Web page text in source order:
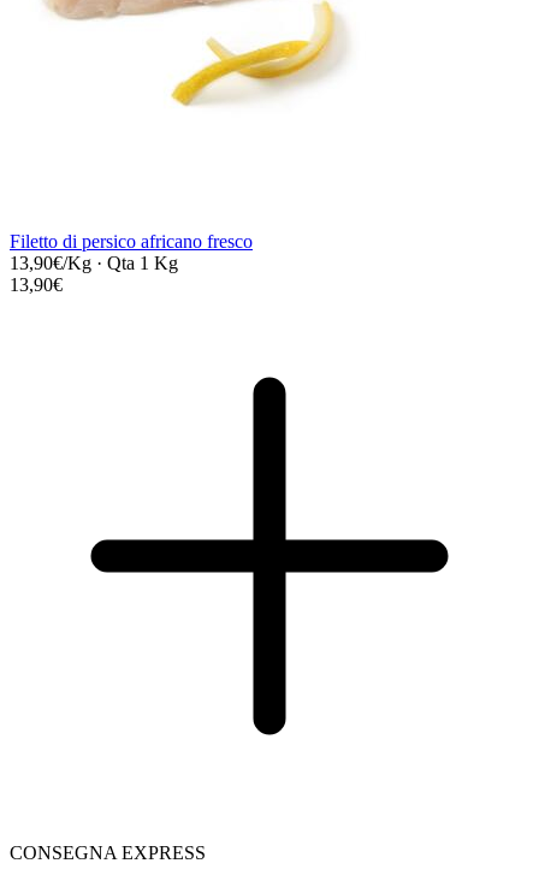
Filetto di persico africano fresco
13,90€/Kg · Qta 1 Kg
13,90€
CONSEGNA EXPRESS